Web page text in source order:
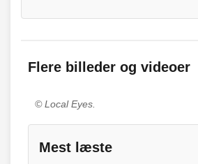
Flere billeder og videoer
© Local Eyes.
Mest læste